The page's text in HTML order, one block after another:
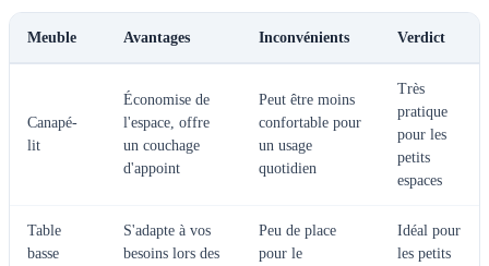
Meuble Avantages Inconvénients Verdict
Canapé-
lit
Économise de
l'espace, offre
un couchage
d'appoint
Peut être moins
confortable pour
un usage
quotidien
Très
pratique
pour les
petits
espaces
Table
basse
S'adapte à vos
besoins lors des
Peu de place
pour le
Idéal pour
les petits